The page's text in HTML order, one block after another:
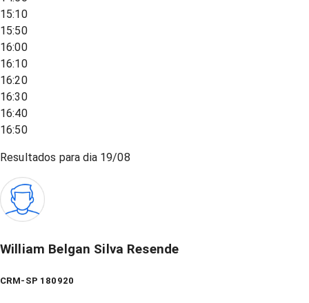
15:10
15:50
16:00
16:10
16:20
16:30
16:40
16:50
Resultados para dia 19/08
William Belgan Silva Resende
CRM-SP 180920